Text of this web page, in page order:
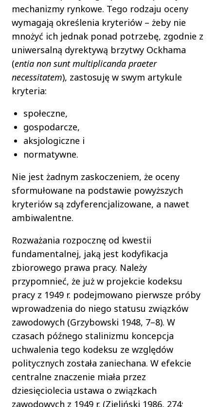
mechanizmy rynkowe. Tego rodzaju oceny
wymagają określenia kryteriów – żeby nie
mnożyć ich jednak ponad potrzebę, zgodnie z
uniwersalną dyrektywą brzytwy Ockhama
(entia non sunt multiplicanda praeter
necessitatem), zastosuję w swym artykule
kryteria:
społeczne,
gospodarcze,
aksjologiczne i
normatywne.
Nie jest żadnym zaskoczeniem, że oceny
sformułowane na podstawie powyższych
kryteriów są zdyferencjalizowane, a nawet
ambiwalentne.
Rozważania rozpocznę od kwestii
fundamentalnej, jaką jest kodyfikacja
zbiorowego prawa pracy. Należy
przypomnieć, że już w projekcie kodeksu
pracy z 1949 r. podejmowano pierwsze próby
wprowadzenia do niego statusu związków
zawodowych (Grzybowski 1948, 7–8). W
czasach późnego stalinizmu koncepcja
uchwalenia tego kodeksu ze względów
politycznych została zaniechana. W efekcie
centralne znaczenie miała przez
dziesięciolecia ustawa o związkach
zawodowych z 1949 r. (Zieliński 1986, 274;